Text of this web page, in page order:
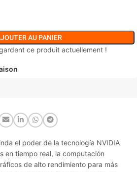
AU PANIER
ce produit actuellement !
el poder de la tecnología NVIDIA
en tiempo real, la computación
de alto rendimiento para más